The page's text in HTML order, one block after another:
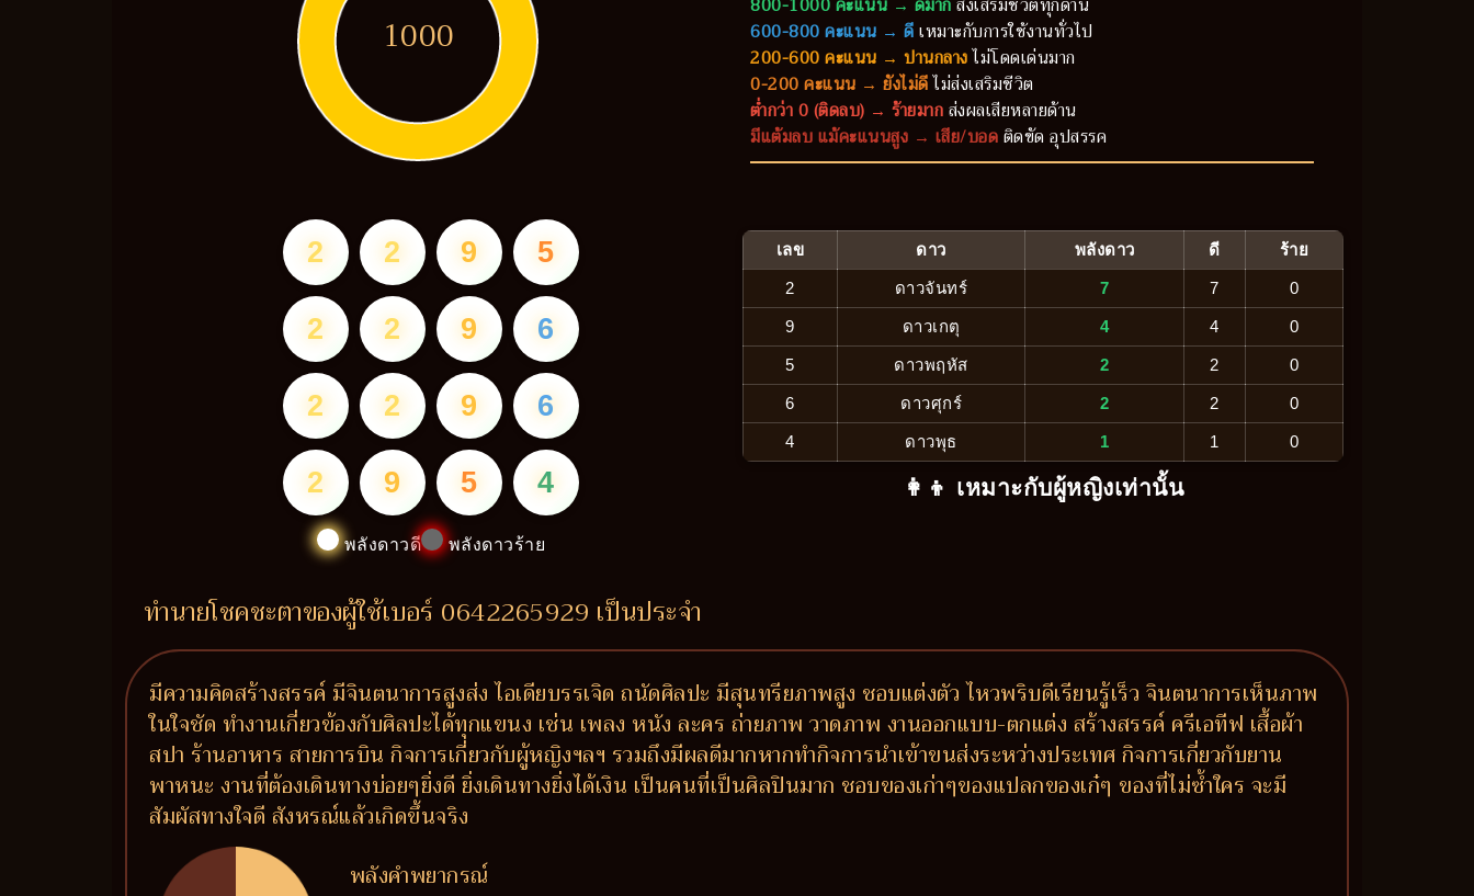
1000
600-800 คะแนน → ดีเหมาะกับการใช้งานทั่วไป
200-600 คะแนน → ปานกลางไม่โดดเด่นมาก
0-200 คะแนน → ยังไม่ดีไม่ส่งเสริมชีวิต
ต่ำกว่า 0 (ติดลบ) → ร้ายมากส่งผลเสียหลายด้าน
มีแต้มลบ แม้คะแนนสูง → เสีย/บอดติดขัด อุปสรรค
2 2 9 5
2 2 9 6
2 2 9 6
2 9 5 4
พลังดาวดี พลังดาวร้าย
เลข ดาว พลังดาว ดี ร้าย
2 ดาวจันทร์ 7 7 0
9 ดาวเกตุ 4 4 0
5 ดาวพฤหัส 2 2 0
6 ดาวศุกร์ 2 2 0
4 ดาวพุธ 1 1 0
👩‍👦 เหมาะกับผู้หญิงเท่านั้น
ทำนายโชคชะตาของผู้ใช้เบอร์ 0642265929 เป็นประจำ
มีความคิดสร้างสรรค์ มีจินตนาการสูงส่ง ไอเดียบรรเจิด ถนัดศิลปะ มีสุนทรียภาพสูง ชอบแต่งตัว ไหวพริบดีเรียนรู้เร็ว จินตนาการเห็นภาพ
ในใจชัด ทำงานเกี่ยวข้องกับศิลปะได้ทุกแขนง เช่น เพลง หนัง ละคร ถ่ายภาพ วาดภาพ งานออกแบบ-ตกแต่ง สร้างสรรค์ ครีเอทีฟ เสื้อผ้า
สปา ร้านอาหาร สายการบิน กิจการเกี่ยวกับผู้หญิงฯลฯ รวมถึงมีผลดีมากหากทำกิจการนำเข้าขนส่งระหว่างประเทศ กิจการเกี่ยวกับยาน
พาหนะ งานที่ต้องเดินทางบ่อยๆยิ่งดี ยิ่งเดินทางยิ่งได้เงิน เป็นคนที่เป็นศิลปินมาก ชอบของเก่าๆของแปลกของเก๋ๆ ของที่ไม่ซ้ำใคร จะมี
สัมผัสทางใจดี สังหรณ์แล้วเกิดขึ้นจริง
พลังคำพยากรณ์